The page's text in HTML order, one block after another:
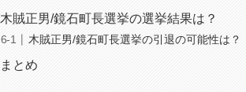
木賊正男/鏡石町長選挙の選挙結果は？
木賊正男/鏡石町長選挙の引退の可能性は？
まとめ